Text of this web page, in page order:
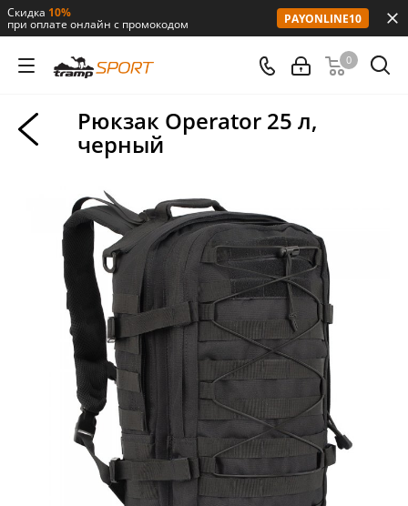
Скидка 10%
при оплате онлайн с промокодом PAYONLINE10
0
Рюкзак Operator 25 л,
черный